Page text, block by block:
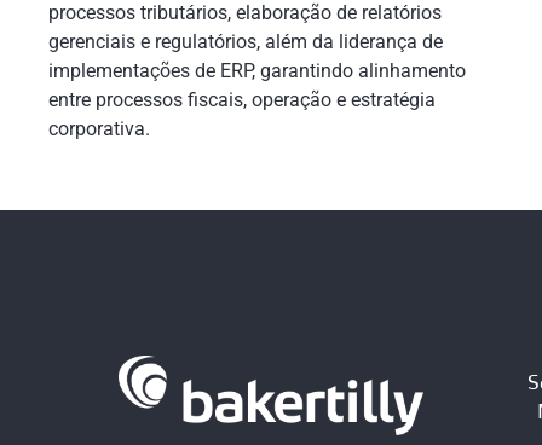
processos tributários, elaboração de relatórios
gerenciais e regulatórios, além da liderança de
implementações de ERP, garantindo alinhamento
entre processos fiscais, operação e estratégia
corporativa.